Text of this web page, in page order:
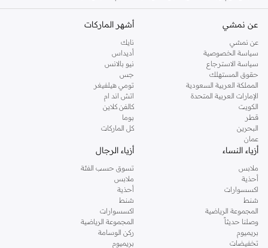
عن نمشي
عن نمشي
سياسة الخصوصية
سياسة الاسترجاع
حقوق المستهلك
المملكة العربية السعودية
الإمارات العربية المتحدة
الكويت
قطر
البحرين
عمان
أشهر الماركات
نايك
أديداس
نيو بالانس
جس
تومي هيلفيغر
اتش اند ام
كالفن كلاين
بوما
كل الماركات
أزياء النساء
ملابس
أحذية
اكسسوارات
شنط
المجموعة الرياضية
وصلنا حديثاً
بريميوم
تخفيضات
أزياء الرجال
تسوق حسب الفئة
ملابس
أحذية
شنط
اكسسوارات
المجموعة الرياضية
ركن الوسامة
بريميوم